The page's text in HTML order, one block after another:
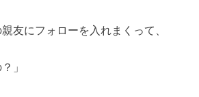
友にフォローを入れまくって、
」